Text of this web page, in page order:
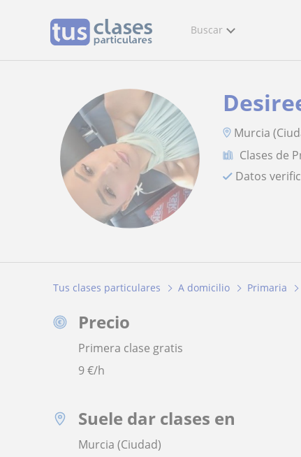
Buscar
Murcia
Clases de
Datos
Tus clases particulares A domicilio Primaria
Precio
Primera clase gratis
9€/h
Suele dar clases en
Murcia (Ciudad)